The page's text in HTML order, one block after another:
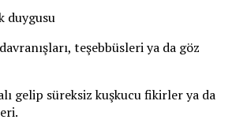
duygusu
teşebbüsleri ya da göz
gelip süreksiz kuşkucu fikirler ya da